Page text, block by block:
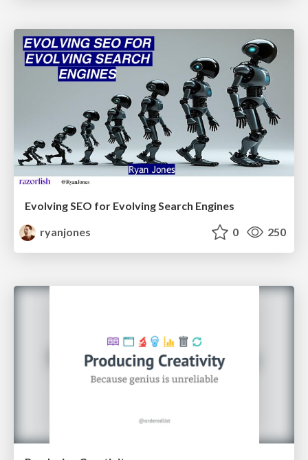
Evolving SEO for Evolving Search Engines
ryanjones
0 250